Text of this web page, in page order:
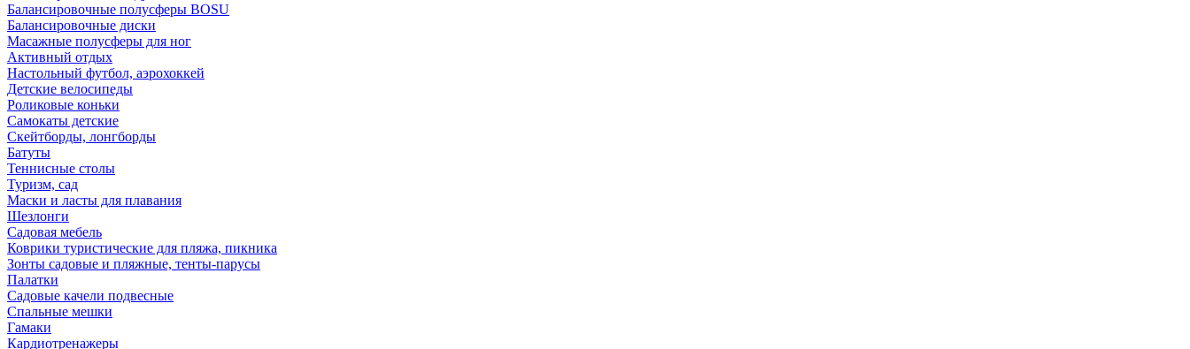
Балансировочные полусферы BOSU
Балансировочные диски
Масажные полусферы для ног
Активный отдых
Настольный футбол, аэрохоккей
Детские велосипеды
Роликовые коньки
Самокаты детские
Скейтборды, лонгборды
Батуты
Теннисные столы
Туризм, сад
Маски и ласты для плавания
Шезлонги
Садовая мебель
Коврики туристические для пляжа, пикника
Зонты садовые и пляжные, тенты-парусы
Палатки
Садовые качели подвесные
Спальные мешки
Гамаки
Кардиотренажеры